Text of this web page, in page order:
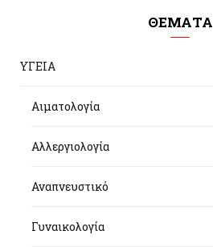
ΘΕΜΑΤΑ
ΥΓΕΙΑ
Αιματολογία
Αλλεργιολογία
Αναπνευστικό
Γυναικολογία